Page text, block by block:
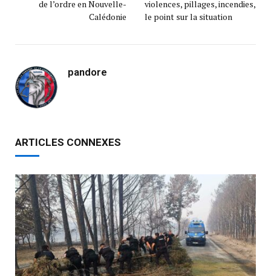
de l’ordre en Nouvelle-
Calédonie
violences, pillages, incendies,
le point sur la situation
pandore
ARTICLES CONNEXES